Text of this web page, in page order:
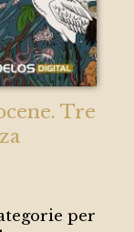
Tre
per